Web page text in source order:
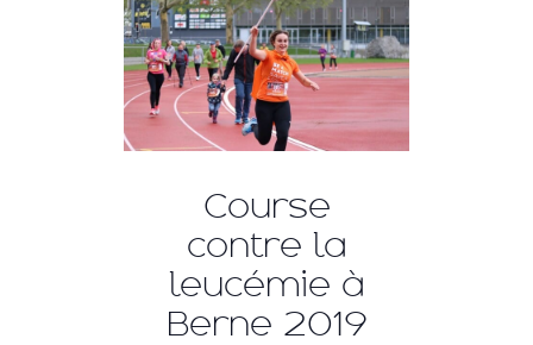
Course
contre la
leucémie à
Berne 2019